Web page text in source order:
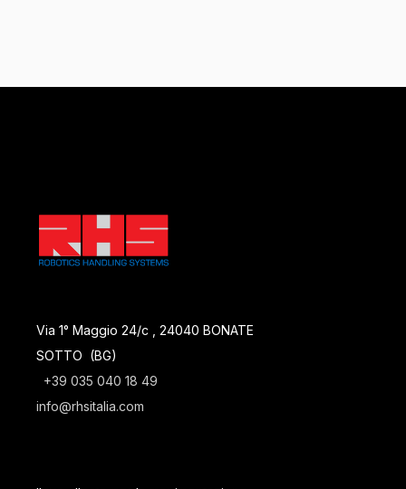
Via 1° Maggio 24/c , 24040 BONATE
SOTTO (BG)
+39 035 040 18 49
info@rhsitalia.com